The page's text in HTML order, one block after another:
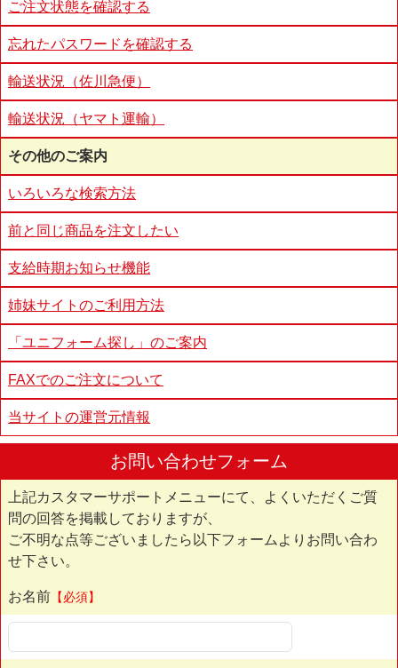
ご注文状態を確認する
忘れたパスワードを確認する
輸送状況（佐川急便）
輸送状況（ヤマト運輸）
その他のご案内
いろいろな検索方法
前と同じ商品を注文したい
支給時期お知らせ機能
姉妹サイトのご利用方法
「ユニフォーム探し」のご案内
FAXでのご注文について
当サイトの運営元情報
お問い合わせフォーム
上記カスタマーサポートメニューにて、よくいただくご質
問の回答を掲載しておりますが、
ご不明な点等ございましたら以下フォームよりお問い合わ
せ下さい。
お名前 【必須】